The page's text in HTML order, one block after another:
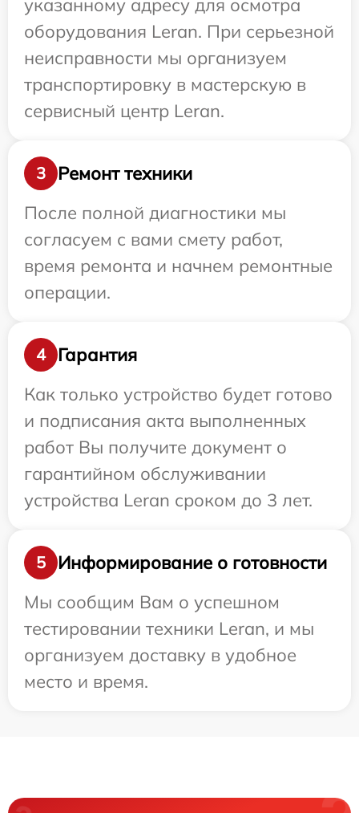
указанному адресу для осмотра
оборудования Leran. При серьезной
неисправности мы организуем
транспортировку в мастерскую в
сервисный центр Leran.
3
Ремонт техники
После полной диагностики мы
согласуем с вами смету работ,
время ремонта и начнем ремонтные
операции.
4
Гарантия
Как только устройство будет готово
и подписания акта выполненных
работ Вы получите документ о
гарантийном обслуживании
устройства Leran сроком до 3 лет.
5
Информирование о готовности
Мы сообщим Вам о успешном
тестировании техники Leran, и мы
организуем доставку в удобное
место и время.